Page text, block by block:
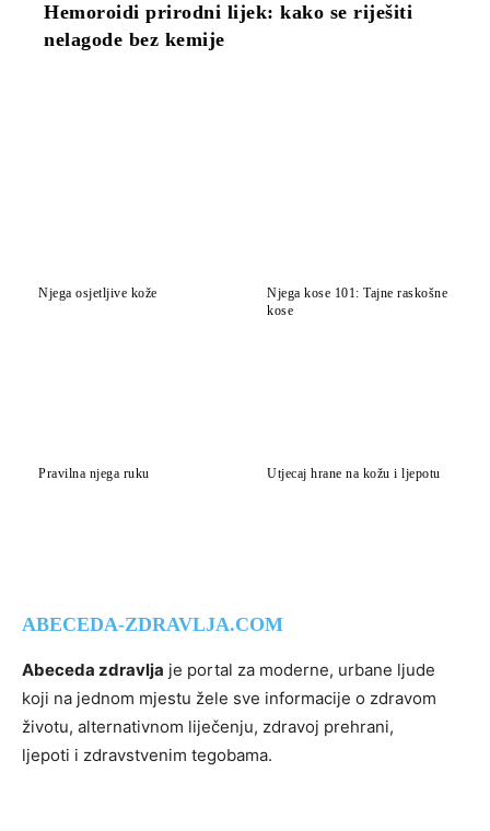
Hemoroidi prirodni lijek: kako se riješiti
nelagode bez kemije
Njega osjetljive kože
Njega kose 101: Tajne raskošne
kose
Pravilna njega ruku Utjecaj hrane na kožu i ljepotu
ABECEDA-ZDRAVLJA.COM
Abeceda zdravlja je portal za moderne, urbane ljude
koji na jednom mjestu žele sve informacije o zdravom
životu, alternativnom liječenju, zdravoj prehrani,
ljepoti i zdravstvenim tegobama.